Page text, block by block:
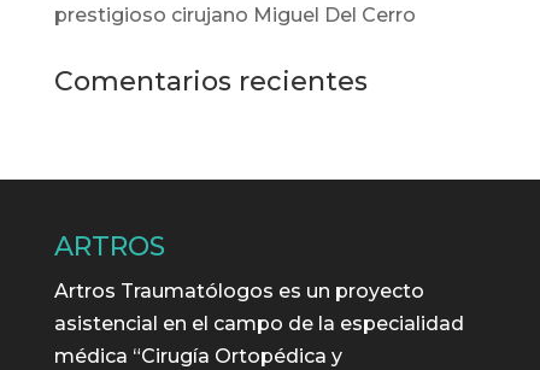
prestigioso cirujano Miguel Del Cerro
Comentarios recientes
ARTROS
Artros Traumatólogos es un proyecto
asistencial en el campo de la especialidad
médica “Cirugía Ortopédica y